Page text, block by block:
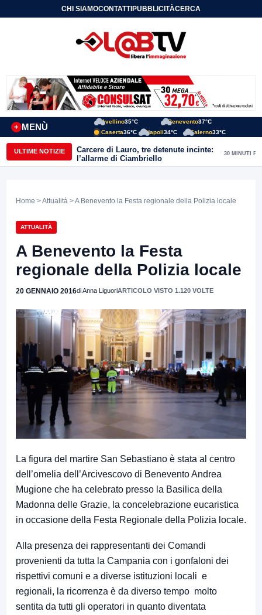
CHI SIAMOCONTATTIPUBBLICITÀCERCA
MENÙ
+
Avellino35°C Benevento37°C
Caserta36°C Napoli34°C Salerno33°C
ULTIME NOTIZIE
Carcere di Lauro, tre detenute incinte:
l’allarme di Ciambriello
30 MINUTI FA
Home >Attualità > A Benevento la Festa regionale della Polizia locale
ATTUALITÀ
A Benevento la Festa
regionale della Polizia locale
20 GENNAIO 2016di Anna LiguoriARTICOLO VISTO 1.120 VOLTE
La figura del martire San Sebastiano è stata al centro
dell’omelia dell’Arcivescovo di Benevento Andrea
Mugione che ha celebrato presso la Basilica della
Madonna delle Grazie, la concelebrazione eucaristica
in occasione della Festa Regionale della Polizia locale.
Alla presenza dei rappresentanti dei Comandi
provenienti da tutta la Campania con i gonfaloni dei
rispettivi comuni e a diverse istituzioni locali e
regionali, la ricorrenza è da diverso tempo molto
sentita da tutti gli operatori in quanto diventata